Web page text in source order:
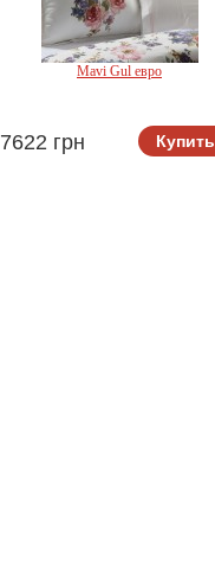
Mavi Gul евро
7622 грн Купить